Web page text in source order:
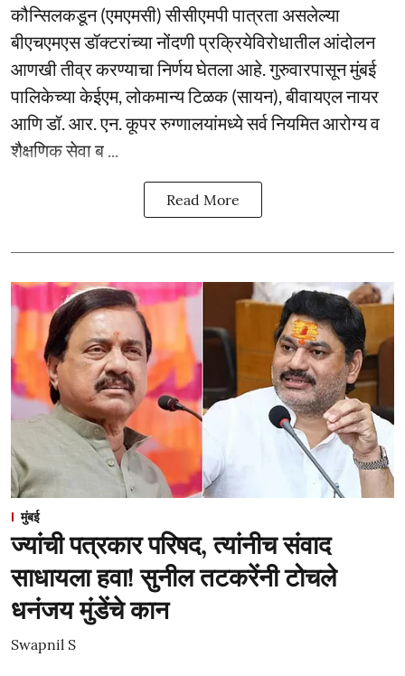
कौन्सिलकडून (एमएमसी) सीसीएमपी पात्रता असलेल्या
बीएचएमएस डॉक्टरांच्या नोंदणी प्रक्रियेविरोधातील आंदोलन
आणखी तीव्र करण्याचा निर्णय घेतला आहे. गुरुवारपासून मुंबई
पालिकेच्या केईएम, लोकमान्य टिळक (सायन), बीवायएल नायर
आणि डॉ. आर. एन. कूपर रुग्णालयांमध्ये सर्व नियमित आरोग्य व
शैक्षणिक सेवा ब ...
Read More
मुंबई
ज्यांची पत्रकार परिषद, त्यांनीच संवाद
साधायला हवा! सुनील तटकरेंनी टोचले
धनंजय मुंडेंचे कान
Swapnil S